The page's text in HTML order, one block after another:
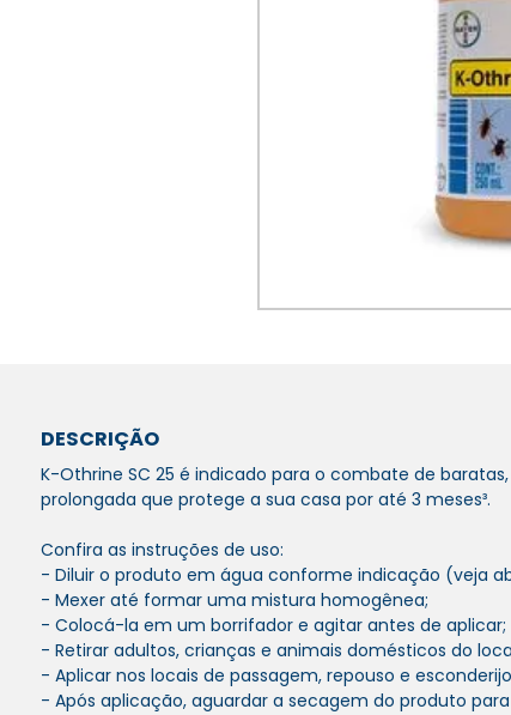
DESCRIÇÃO
K-Othrine SC 25 é indicado para o combate de
prolongada que protege a sua casa por até 3 meses³.
Confira as instruções de uso:
- Diluir o produto em água conforme indicação (veja
- Mexer até formar uma mistura homogênea;
- Colocá-la em um borrifador e agitar antes de aplicar;
- Retirar adultos, crianças e animais domésticos do
- Aplicar nos locais de passagem, repouso e
- Após aplicação, aguardar a secagem do produto